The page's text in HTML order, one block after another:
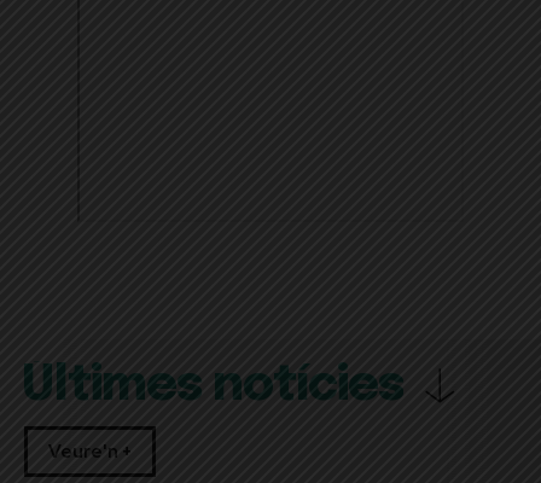
Últimes notícies
Veure'n +